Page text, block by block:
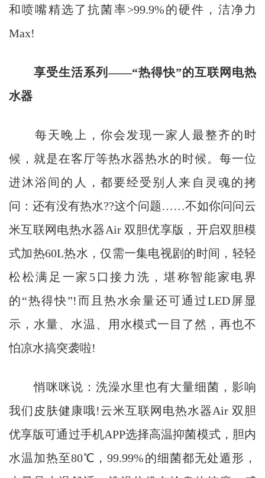
和喷嘴精选了抗菌率>99.9%的硬件，洁净力
Max!
享受生活系列——“热得快”的互联网电热
水器
每天晚上，你会发现一家人最整齐的时
候，就是在客厅等热水器热水的时候。每一位
进沐浴间的人，都要经受别人来自灵魂的拷
问：还有没有热水??这个问题……不如你问问云
米互联网电热水器Air 双胆优享版，开启双胆模
式加热60L热水，仅需一集电视剧的时间，轻轻
松松满足一家5口接力洗，堪称智能家电界
的“热得快”!而且热水余量还可通过LED屏显
示，水量、水温、用水模式一目了然，再也不
怕凉水搞突袭啦!
悄咪咪说：洗澡水里也有大量细菌，影响
我们皮肤健康哦!云米互联网电热水器Air 双胆
优享版可通过手机APP选择高温抑菌模式，胆内
水温加热至80℃，99.99%的细菌都无处遁形，